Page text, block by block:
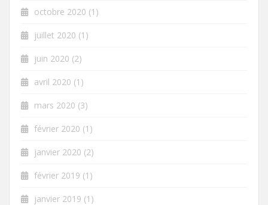
octobre 2020 (1)
juillet 2020 (1)
juin 2020 (2)
avril 2020 (1)
mars 2020 (3)
février 2020 (1)
janvier 2020 (2)
février 2019 (1)
janvier 2019 (1)